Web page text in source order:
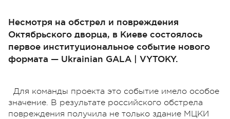
Несмотря на обстрел и повреждения
Октябрьского дворца, в Киеве состоялось
первое институциональное событие нового
формата — Ukrainian GALA | VYTOKY.
Для команды проекта это событие имело особое
значение. В результате российского обстрела
повреждения получила не только здание МЦКИ